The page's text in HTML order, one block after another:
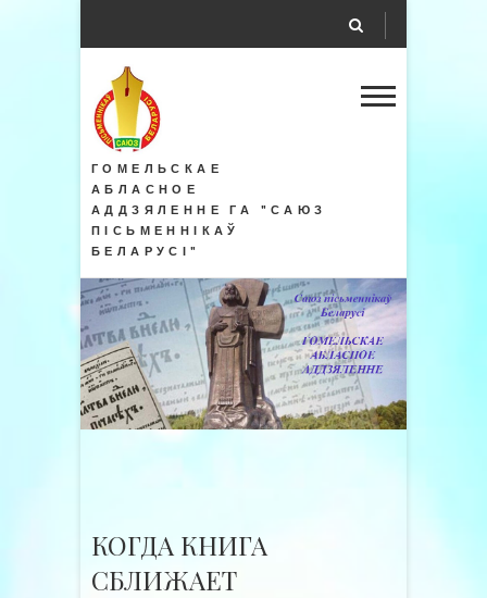
ГОМЕЛЬСКАЕ
АБЛАСНОЕ
АДДЗЯЛЕННЕ ГА "САЮЗ
ПІСЬМЕННІКАЎ
БЕЛАРУСІ"
КОГДА КНИГА
СБЛИЖАЕТ